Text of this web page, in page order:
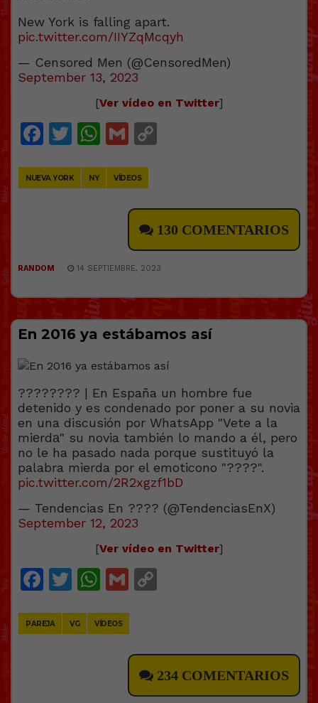
New York is falling apart.
pic.twitter.com/IIYZqMcqyh
— Censored Men (@CensoredMen)
September 13, 2023
[Ver vídeo en Twitter]
Facebook
Twitter
WhatsApp
Gmail
NUEVA YORK NY VÍDEOS
130 COMENTARIOS
RANDOM 14 SEPTIEMBRE, 2023
En 2016 ya estábamos así
???????? | En España un hombre fue
detenido y es condenado por poner a su novia
en una discusión por WhatsApp "Vete a la
miеrdа" su novia también lo mando a él, pero
no le ha pasado nada porque sustituyó la
palabra mierda por el emoticono "????".
pic.twitter.com/2R2xgzf1bD
— Tendencias En ???? (@TendenciasEnX)
September 12, 2023
[Ver vídeo en Twitter]
Facebook
Twitter
WhatsApp
Gmail
PAREJA VG VÍDEOS
234 COMENTARIOS